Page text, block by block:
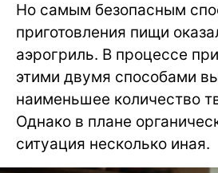
Но самым безопасным
приготовления пищи
аэрогриль. В процессе
этими двумя способами
наименьшее количество
Однако в плане
ситуация несколько иная.